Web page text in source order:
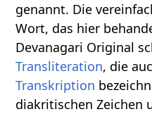
genannt. Die
Wort, das hier
Devanagari Original
Transliteration, die
Transkription
diakritischen Zeichen